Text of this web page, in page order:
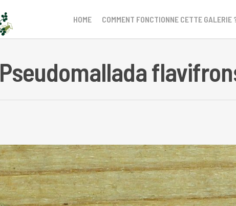
HOME COMMENT FONCTIONNE CETTE GALERIE
Pseudomallada